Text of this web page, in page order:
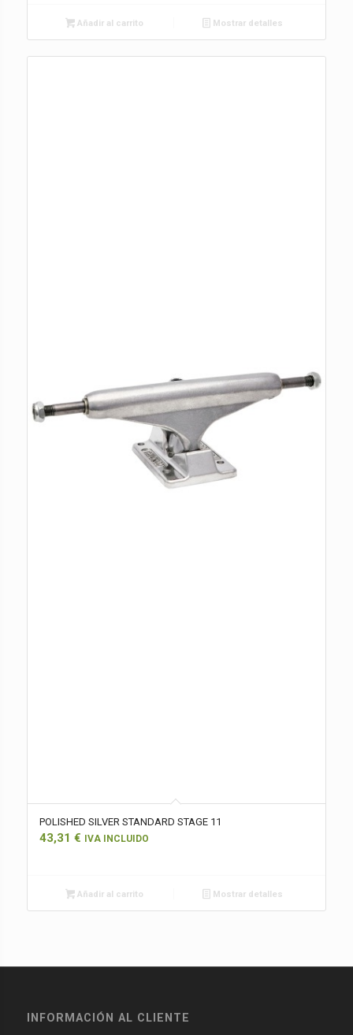
Añadir al carrito Mostrar detalles
POLISHED SILVER STANDARD STAGE 11
43,31 € IVA INCLUIDO
Añadir al carrito Mostrar detalles
INFORMACIÓN AL CLIENTE